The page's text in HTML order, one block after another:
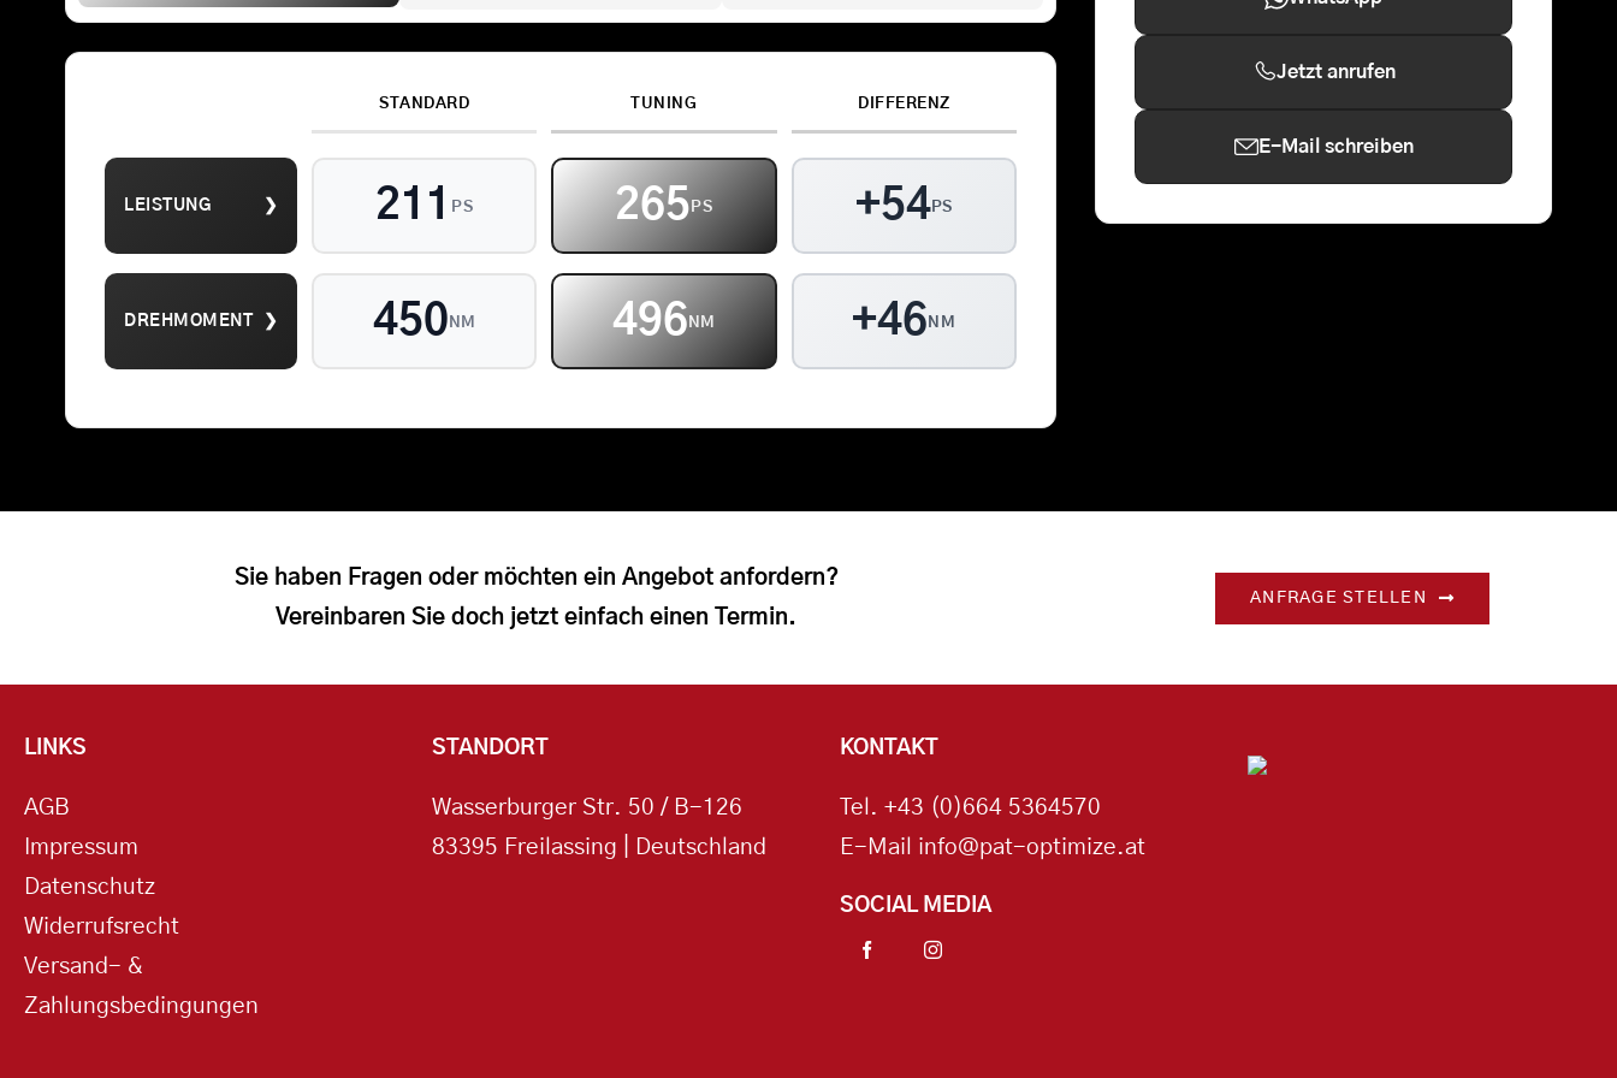
Kontakt
STANDARD TUNING DIFFERENZ
LEISTUNG ❯ 211 PS 265 PS +54PS
DREHMOMENT ❯ 450 NM 496 NM +46 NM
Jetzt anrufen
E-Mail schreiben
Sie haben Fragen oder möchten ein Angebot anfordern?
Vereinbaren Sie doch jetzt einfach einen Termin.
ANFRAGE STELLEN
LINKS
AGB
Impressum
Datenschutz
Widerrufsrecht
Versand- &
Zahlungsbedingungen
STANDORT
Wasserburger Str. 50 / B-126
83395 Freilassing | Deutschland
KONTAKT
Tel.+43 (0)664 5364570
E-Mail info@pat-optimize.at
SOCIAL MEDIA